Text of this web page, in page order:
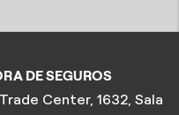
DE SEGUROS
Center, 1632, Sala